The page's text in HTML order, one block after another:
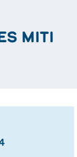
Miti